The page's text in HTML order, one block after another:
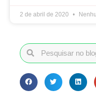
2 de abril de 2020